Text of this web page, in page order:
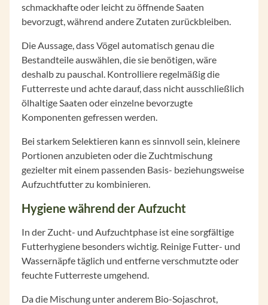
schmackhafte oder leicht zu öffnende Saaten
bevorzugt, während andere Zutaten zurückbleiben.
Die Aussage, dass Vögel automatisch genau die
Bestandteile auswählen, die sie benötigen, wäre
deshalb zu pauschal. Kontrolliere regelmäßig die
Futterreste und achte darauf, dass nicht ausschließlich
ölhaltige Saaten oder einzelne bevorzugte
Komponenten gefressen werden.
Bei starkem Selektieren kann es sinnvoll sein, kleinere
Portionen anzubieten oder die Zuchtmischung
gezielter mit einem passenden Basis- beziehungsweise
Aufzuchtfutter zu kombinieren.
Hygiene während der Aufzucht
In der Zucht- und Aufzuchtphase ist eine sorgfältige
Futterhygiene besonders wichtig. Reinige Futter- und
Wassernäpfe täglich und entferne verschmutzte oder
feuchte Futterreste umgehend.
Da die Mischung unter anderem Bio-Sojaschrot,